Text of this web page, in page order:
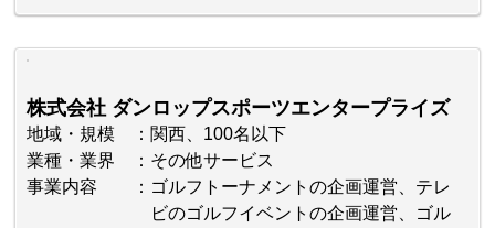
株式会社 ダンロップスポーツエンタープライズ
地域・規模
関西、100名以下
業種・業界
その他サービス
事業内容
ゴルフトーナメントの企画運営、テレ
ビのゴルフイベントの企画運営、ゴル